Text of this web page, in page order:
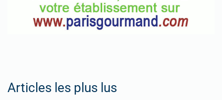
votre
restaurant
Articles les plus lus